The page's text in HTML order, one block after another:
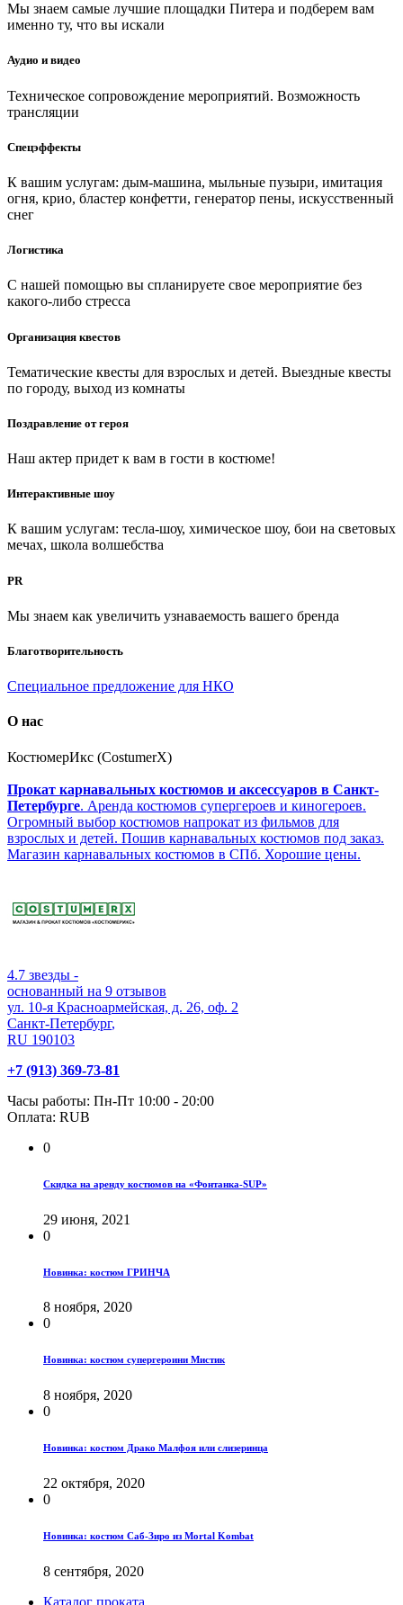
Мы знаем самые лучшие площадки Питера и подберем вам
именно ту, что вы искали
Аудио и видео
Техническое сопровождение мероприятий. Возможность
трансляции
Спецэффекты
К вашим услугам: дым-машина, мыльные пузыри, имитация
огня, крио, бластер конфетти, генератор пены, искусственный
снег
Логистика
С нашей помощью вы спланируете свое мероприятие без
какого-либо стресса
Организация квестов
Тематические квесты для взрослых и детей. Выездные квесты
по городу, выход из комнаты
Поздравление от героя
Наш актер придет к вам в гости в костюме!
Интерактивные шоу
К вашим услугам: тесла-шоу, химическое шоу, бои на световых
мечах, школа волшебства
PR
Мы знаем как увеличить узнаваемость вашего бренда
Благотворительность
Специальное предложение для НКО
О нас
КостюмерИкс (CostumerX)
Прокат карнавальных костюмов и аксессуаров в Санкт-
Петербурге. Аренда костюмов супергероев и киногероев.
Огромный выбор костюмов напрокат из фильмов для
взрослых и детей. Пошив карнавальных костюмов под заказ.
Магазин карнавальных костюмов в СПб. Хорошие цены.
4.7 звезды -
основанный на 9 отзывов
ул. 10-я Красноармейская, д. 26, оф. 2
Санкт-Петербург,
RU 190103
+7 (913) 369-73-81
Часы работы: Пн-Пт 10:00 - 20:00
Оплата: RUB
0
Скидка на аренду костюмов на «Фонтанка-SUP»
29 июня, 2021
0
Новинка: костюм ГРИНЧА
8 ноября, 2020
0
Новинка: костюм супергероини Мистик
8 ноября, 2020
0
Новинка: костюм Драко Малфоя или слизеринца
22 октября, 2020
0
Новинка: костюм Саб-Зиро из Mortal Kombat
8 сентября, 2020